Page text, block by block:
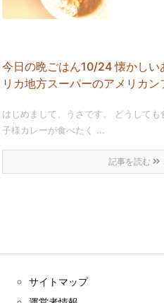
今日の晩ごはん10/24 懐かしい
リカ地方スーパーのアメリカ
はじめまして、うさです。 どうして
子様カレーが食べたく ...
記事を読む
サイトマップ